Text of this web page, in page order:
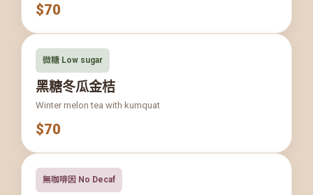
$70
微糖 Low sugar
黑糖冬瓜金桔
Winter melon tea with kumquat
$70
無咖啡因 No Decaf